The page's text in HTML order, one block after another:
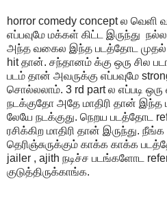
horror comedy concept ல வெளி
எப்பவுமே மக்கள் கிட்ட இருந்து நல்ல
அந்த வகைல இந்த படத்தோட முதல்
hit தான். சந்தானம் க்கு ஒரு சில
படம் தான் அவருக்கு எப்பவுமே
சொல்லலாம். 3 rd part ல எப்படி
நடக்குதோ அதே மாதிரி தான்
லேயே நடக்குது. நெறய படத்தோட
ரசிக்கிற மாதிரி தான் இருந்து.
தெரிஞ்சுருக்கும் காக்க காக்க
jailer , ajith நடிச்ச படங்களோட
குடுத்திருக்காங்க.